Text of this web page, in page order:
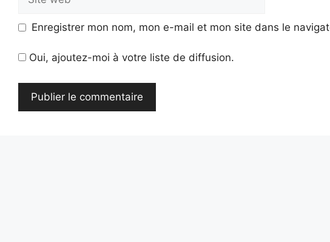
web
Enregistrer mon nom, mon e-mail et mon site dans le
Oui, ajoutez-moi à votre liste de diffusion.